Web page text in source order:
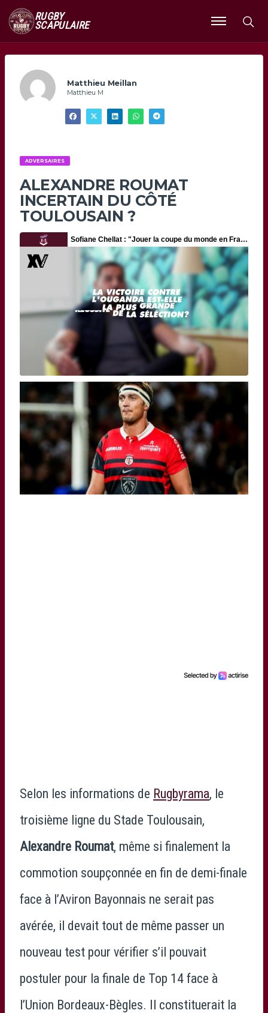
RUGBY
SCAPULAIRE
Ouvrir
le
Matthieu Meillan
Matthieu M
ADVERSAIRES
ALEXANDRE ROUMAT
INCERTAIN DU CÔTÉ
TOULOUSAIN ?
Selon les informations de Rugbyrama, le
troisième ligne du Stade Toulousain,
Alexandre Roumat, même si finalement la
commotion soupçonnée en fin de demi-finale
face à l’Aviron Bayonnais ne serait pas
avérée, il devait tout de même passer un
nouveau test pour vérifier s’il pouvait
postuler pour la finale de Top 14 face à
l’Union Bordeaux-Bègles. Il constituerait la